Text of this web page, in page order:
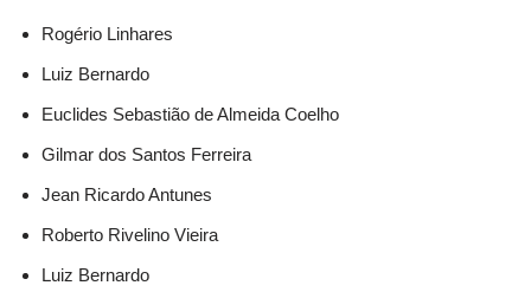
Rogério Linhares​
Luiz Bernardo​
Euclides Sebastião de Almeida Coelho​
Gilmar dos Santos Ferreira​
Jean Ricardo Antunes​
Roberto Rivelino Vieira​
Luiz Bernardo​